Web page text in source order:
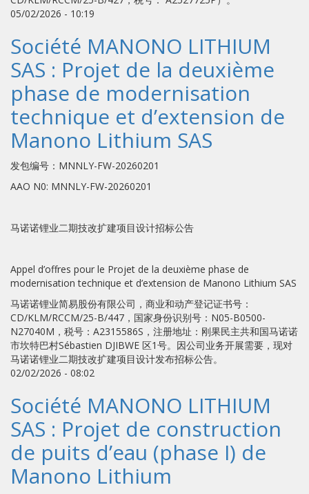
05/02/2026 - 10:19
Société MANONO LITHIUM
SAS : Projet de la deuxième
phase de modernisation
technique et d’extension de
Manono Lithium SAS
发包编号：MNNLY-FW-20260201
AAO N0: MNNLY-FW-20260201
马诺诺锂业二期技改扩建项目设计招标公告
Appel d’offres pour le Projet de la deuxième phase de
modernisation technique et d’extension de Manono Lithium SAS
马诺诺锂业简易股份有限公司，商业和动产登记证书号：
CD/KLM/RCCM/25-B/447，国家身份识别号：N05-B0500-
N27040M，税号：A2315586S，注册地址：刚果民主共和国马诺诺
市坎特巴村Sébastien DJIBWE 区1号。因公司业务开展需要，现对
马诺诺锂业二期技改扩建项目设计发布招标公告。
02/02/2026 - 08:02
Société MANONO LITHIUM
SAS : Projet de construction
de puits d’eau (phase I) de
Manono Lithium